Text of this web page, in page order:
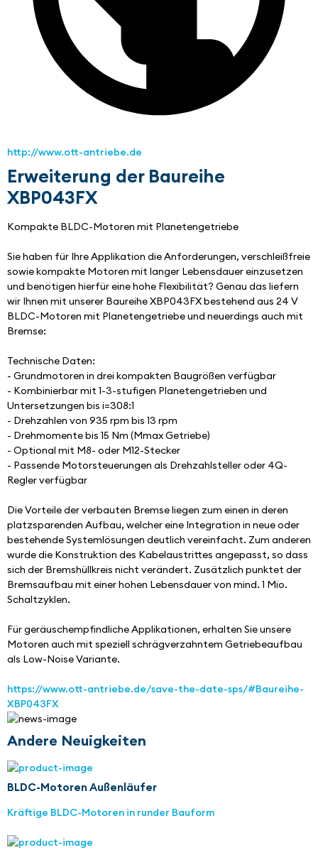
http://www.ott-antriebe.de
Erweiterung der Baureihe
XBP043FX
Kompakte BLDC-Motoren mit Planetengetriebe
Sie haben für Ihre Applikation die Anforderungen, verschleißfreie
sowie kompakte Motoren mit langer Lebensdauer einzusetzen
und benötigen hierfür eine hohe Flexibilität? Genau das liefern
wir Ihnen mit unserer Baureihe XBP043FX bestehend aus 24 V
BLDC-Motoren mit Planetengetriebe und neuerdings auch mit
Bremse:
Technische Daten:
- Grundmotoren in drei kompakten Baugrößen verfügbar
- Kombinierbar mit 1-3-stufigen Planetengetrieben und
Untersetzungen bis i=308:1
- Drehzahlen von 935 rpm bis 13 rpm
- Drehmomente bis 15 Nm (Mmax Getriebe)
- Optional mit M8- oder M12-Stecker
- Passende Motorsteuerungen als Drehzahlsteller oder 4Q-
Regler verfügbar
Die Vorteile der verbauten Bremse liegen zum einen in deren
platzsparenden Aufbau, welcher eine Integration in neue oder
bestehende Systemlösungen deutlich vereinfacht. Zum anderen
wurde die Konstruktion des Kabelaustrittes angepasst, so dass
sich der Bremshüllkreis nicht verändert. Zusätzlich punktet der
Bremsaufbau mit einer hohen Lebensdauer von mind. 1 Mio.
Schaltzyklen.
Für geräuschempfindliche Applikationen, erhalten Sie unsere
Motoren auch mit speziell schrägverzahntem Getriebeaufbau
als Low-Noise Variante.
https://www.ott-antriebe.de/save-the-date-sps/#Baureihe-
XBP043FX
Andere Neuigkeiten
BLDC-Motoren Außenläufer
Kräftige BLDC-Motoren in runder Bauform